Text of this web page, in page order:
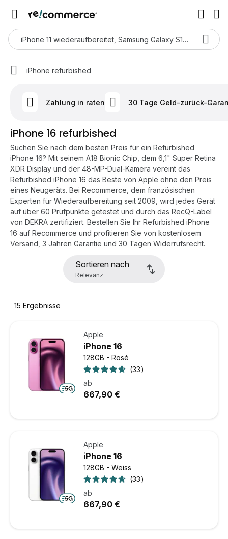
iPhone refurbished
Zahlung in raten 30 Tage Geld-zurück-
iPhone 16 refurbished
Suchen Sie nach dem besten Preis für ein Refurbished
iPhone 16? Mit seinem A18 Bionic Chip, dem 6,1" Super Retina
XDR Display und der 48-MP-Dual-Kamera vereint das
Refurbished iPhone 16 das Beste von Apple ohne den Preis
eines Neugeräts. Bei Recommerce, dem französischen
Experten für Wiederaufbereitung seit 2009, wird jedes Gerät
auf über 60 Prüfpunkte getestet und durch das RecQ-Label
von DEKRA zertifiziert. Bestellen Sie Ihr Refurbished iPhone
16 auf Recommerce und profitieren Sie von kostenlosem
Versand, 3 Jahren Garantie und 30 Tagen Widerrufsrecht.
Sortieren nach
15 Ergebnisse
Apple
iPhone 16
128GB - Rosé
33
ab
667,90 €
Apple
iPhone 16
128GB - Weiss
33
ab
667,90 €